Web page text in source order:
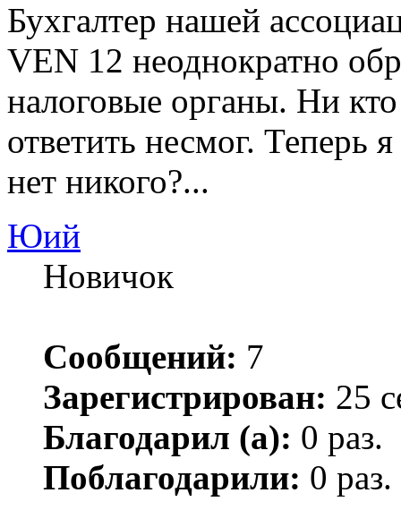
Бухгалтер нашей
VEN 12 неоднократно
налоговые органы. Ни
ответить несмог. Теперь
нет никого?...
Юий
Новичок
Сообщений: 7
Зарегистрирован: 25
Благодарил (а): 0 раз.
Поблагодарили: 0 раз.